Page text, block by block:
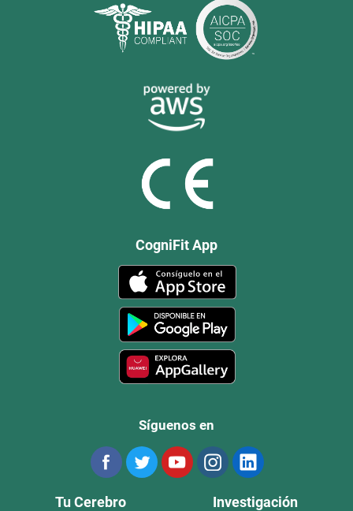
CogniFit App
Síguenos en
Tu Cerebro Investigación